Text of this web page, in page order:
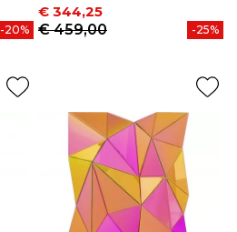
-20%
Prijs
€ 344,25
Normale prijs
€ 459,00
-25%